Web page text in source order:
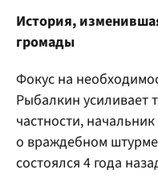
История,
громады
Фокус на
Рыбалкин усиливает
частности,
о враждебном
состоялся 4 года